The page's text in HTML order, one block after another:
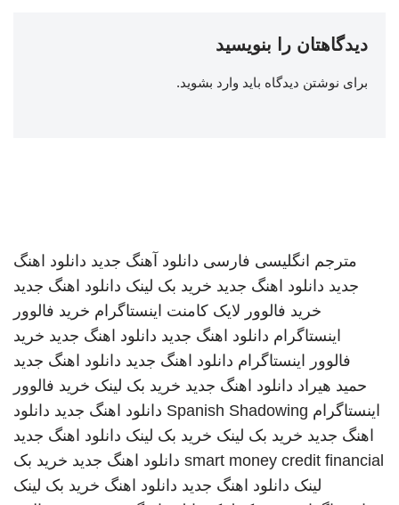
دیدگاهتان را بنویسید
برای نوشتن دیدگاه باید وارد بشوید.
مترجم انگلیسی فارسی دانلود آهنگ جدید دانلود اهنگ
جدید دانلود اهنگ جدید خرید بک لینک دانلود اهنگ جدید
خرید فالوور لایک کامنت اینستاگرام خرید فالوور
اینستاگرام دانلود اهنگ جدید دانلود اهنگ جدید خرید
فالوور اینستاگرام دانلود اهنگ جدید دانلود اهنگ جدید
حمید هیراد دانلود اهنگ جدید خرید بک لینک خرید فالوور
اینستاگرام Spanish Shadowing دانلود اهنگ جدید دانلود
اهنگ جدید خرید بک لینک خرید بک لینک دانلود اهنگ جدید
smart money credit financial دانلود اهنگ جدید خرید بک
لینک دانلود اهنگ جدید دانلود اهنگ خرید بک لینک